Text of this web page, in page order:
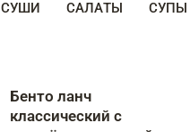
СУШИ САЛАТЫ СУПЫ
Бенто ланч
классический с